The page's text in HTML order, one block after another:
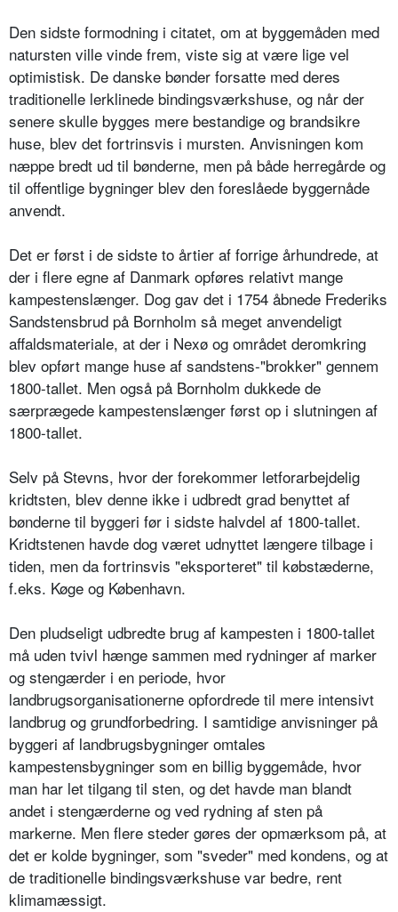
Den sidste formodning i citatet, om at byggemåden med
natursten ville vinde frem, viste sig at være lige vel
optimistisk. De danske bønder forsatte med deres
traditionelle lerklinede bindingsværkshuse, og når der
senere skulle bygges mere bestandige og brandsikre
huse, blev det fortrinsvis i mursten. Anvisningen kom
næppe bredt ud til bønderne, men på både herregårde og
til offentlige bygninger blev den foreslåede byggernåde
anvendt.
Det er først i de sidste to årtier af forrige århundrede, at
der i flere egne af Danmark opføres relativt mange
kampestenslænger. Dog gav det i 1754 åbnede Frederiks
Sandstensbrud på Bornholm så meget anvendeligt
affaldsmateriale, at der i Nexø og området deromkring
blev opført mange huse af sandstens-"brokker" gennem
1800-tallet. Men også på Bornholm dukkede de
særprægede kampestenslænger først op i slutningen af
1800-tallet.
Selv på Stevns, hvor der forekommer letforarbejdelig
kridtsten, blev denne ikke i udbredt grad benyttet af
bønderne til byggeri før i sidste halvdel af 1800-tallet.
Kridtstenen havde dog været udnyttet længere tilbage i
tiden, men da fortrinsvis "eksporteret" til købstæderne,
f.eks. Køge og København.
Den pludseligt udbredte brug af kampesten i 1800-tallet
må uden tvivl hænge sammen med rydninger af marker
og stengærder i en periode, hvor
landbrugsorganisationerne opfordrede til mere intensivt
landbrug og grundforbedring. I samtidige anvisninger på
byggeri af landbrugsbygninger omtales
kampestensbygninger som en billig byggemåde, hvor
man har let tilgang til sten, og det havde man blandt
andet i stengærderne og ved rydning af sten på
markerne. Men flere steder gøres der opmærksom på, at
det er kolde bygninger, som "sveder" med kondens, og at
de traditionelle bindingsværkshuse var bedre, rent
klimamæssigt.